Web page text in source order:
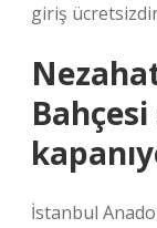
giriş
İstanbul